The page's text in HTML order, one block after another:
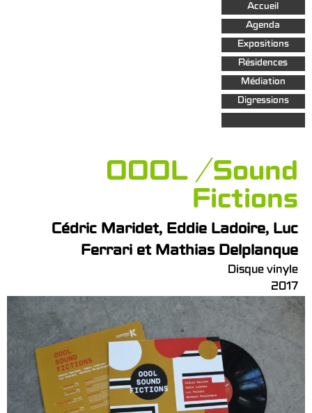
Aller au
contenu
principal
Accueil
Agenda
Expositions
Résidences
Médiation
Digressions
OOOL / Sound
Fictions
Cédric Maridet, Eddie Ladoire, Luc
Ferrari et Mathias Delplanque
Disque vinyle
2017